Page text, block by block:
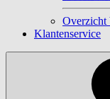
Overzicht
Klantenservice